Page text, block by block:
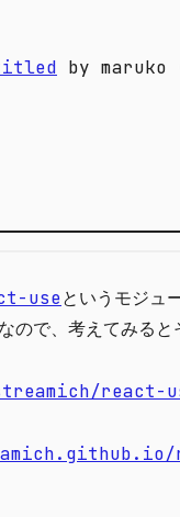
by maruko
useというモジ
ので、考えてみる
react-